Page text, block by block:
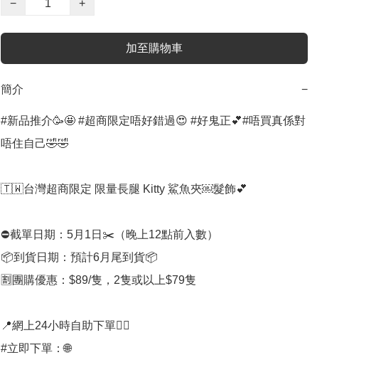
−
+
加至購物車
簡介 −
#新品推介🥳🤩 #超商限定唔好錯過😍 #好鬼正💕#唔買真係對
唔住自己🤣🤣
🇹🇼台灣超商限定 限量長腿 Kitty 鯊魚夾￼髮飾💕
⛔️截單日期：5月1日✂️（晚上12點前入數）
📦到貨日期：預計6月尾到貨📦
🈹團購優惠：$89/隻，2隻或以上$79隻
📍網上24小時自助下單👍🏻
#立即下單：🌐